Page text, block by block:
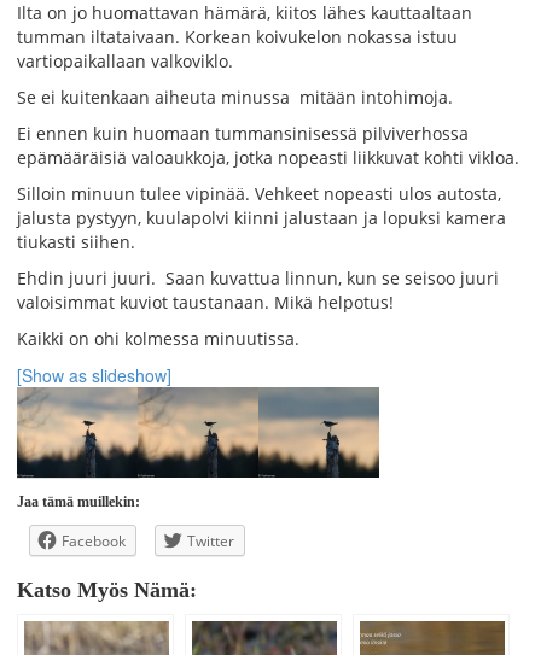
Ilta on jo huomattavan hämärä, kiitos lähes kauttaaltaan
tumman iltataivaan. Korkean koivukelon nokassa istuu
vartiopaikallaan valkoviklo.
Se ei kuitenkaan aiheuta minussa mitään intohimoja.
Ei ennen kuin huomaan tummansinisessä pilviverhossa
epämääräisiä valoaukkoja, jotka nopeasti liikkuvat kohti vikloa.
Silloin minuun tulee vipinää. Vehkeet nopeasti ulos autosta,
jalusta pystyyn, kuulapolvi kiinni jalustaan ja lopuksi kamera
tiukasti siihen.
Ehdin juuri juuri. Saan kuvattua linnun, kun se seisoo juuri
valoisimmat kuviot taustanaan. Mikä helpotus!
Kaikki on ohi kolmessa minuutissa.
[Show as slideshow]
Jaa tämä muillekin:
Facebook Twitter
Katso Myös Nämä: